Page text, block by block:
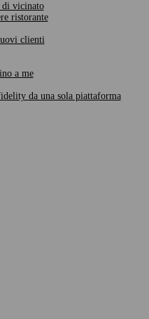
di vicinato
ristorante
clienti
a me
da una sola piattaforma